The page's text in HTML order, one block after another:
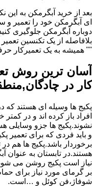
بعد از خرید آبگرمکن به
ای آبگرمکن خود را تعمیر و
دوباره آبگرمکن جلوگیری
بلافاصله از یک تکنسین
"" همیشه به یک تعمیرکار
آسان ترین روش
کار در
پکیج ها وسیله ای هستند که
افراد باز کرده اند و در
نشوند.پکیج ها جزو وسایلی
و باید فردی که برای تعمیر
برخوردار باشد.پکیج ها هم
هستند.در تابستان به
نیاز است پکیج روشن می
بر گرمای مورد نیاز برای
شوفاژ،فن کوئل و …است.